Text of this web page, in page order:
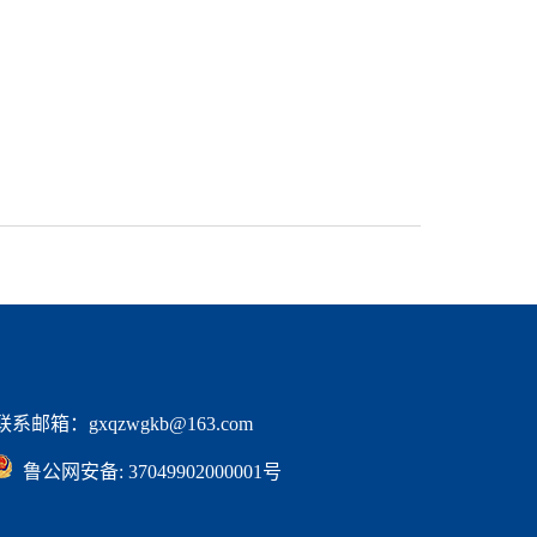
系邮箱：gxqzwgkb@163.com
  鲁公网安备: 37049902000001号